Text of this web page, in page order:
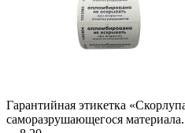
Гарантийная этикетка
саморазрушающегося